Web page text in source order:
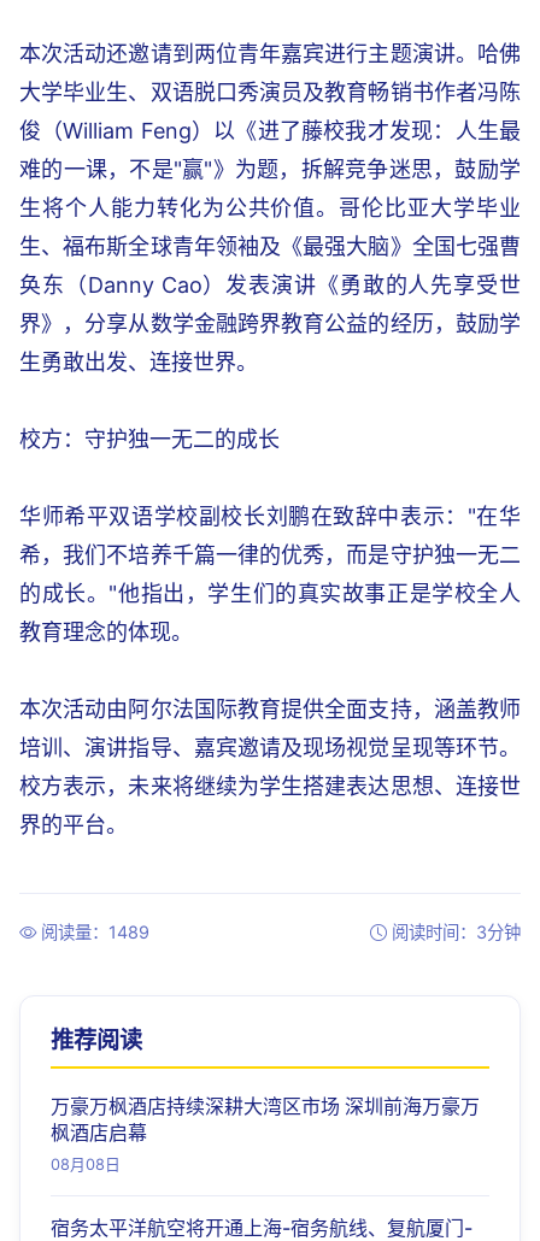
本次活动还邀请到两位青年嘉宾进行主题演讲。哈佛
大学毕业生、双语脱口秀演员及教育畅销书作者冯陈
俊（William Feng）以《进了藤校我才发现：人生最
难的一课，不是"赢"》为题，拆解竞争迷思，鼓励学
生将个人能力转化为公共价值。哥伦比亚大学毕业
生、福布斯全球青年领袖及《最强大脑》全国七强曹
奂东（Danny Cao）发表演讲《勇敢的人先享受世
界》，分享从数学金融跨界教育公益的经历，鼓励学
生勇敢出发、连接世界。
校方：守护独一无二的成长
华师希平双语学校副校长刘鹏在致辞中表示："在华
希，我们不培养千篇一律的优秀，而是守护独一无二
的成长。"他指出，学生们的真实故事正是学校全人
教育理念的体现。
本次活动由阿尔法国际教育提供全面支持，涵盖教师
培训、演讲指导、嘉宾邀请及现场视觉呈现等环节。
校方表示，未来将继续为学生搭建表达思想、连接世
界的平台。
阅读量：1489 阅读时间：3分钟
推荐阅读
万豪万枫酒店持续深耕大湾区市场 深圳前海万豪万
枫酒店启幕
08月08日
宿务太平洋航空将开通上海-宿务航线、复航厦门-